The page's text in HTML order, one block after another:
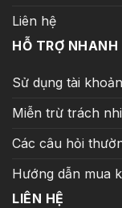
Liên hệ
HỖ TRỢ NHANH
Sử dụng tài khoản
Miễn trừ trách
Các câu hỏi
Hướng dẫn mua
LIÊN HỆ